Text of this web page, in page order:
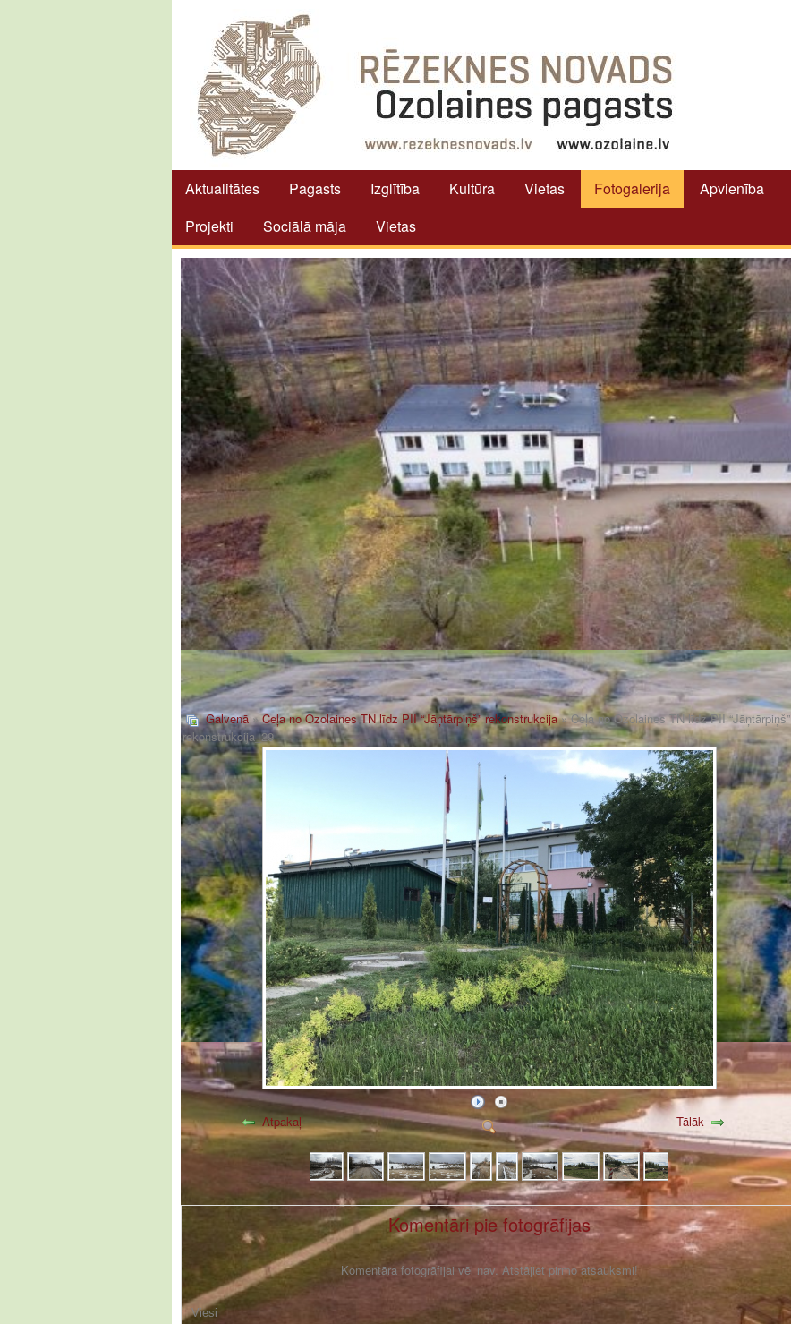
Aktualitātes Pagasts Izglītība Kultūra Vietas Fotogalerija Apvienība
Projekti
Sociālā māja Vietas
Galvenā»Ceļa no Ozolaines TN līdz PII “Jāņtārpiņš” rekonstrukcija» Ceļa no Ozolaines TN līdz PII “Jāņtārpiņš”
rekonstrukcija_29
Atpakaļ Tālāk
Komentāri pie fotogrāfijas
Komentāra fotogrāfijai vēl nav. Atstājiet pirmo atsauksmi!